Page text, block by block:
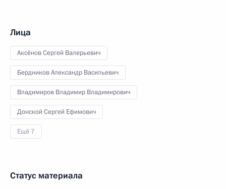
Лица
Аксёнов Сергей Валерьевич
Бердников Александр Васильевич
Владимиров Владимир Владимирович
Донской Сергей Ефимович
Ещё 7
Статус материала